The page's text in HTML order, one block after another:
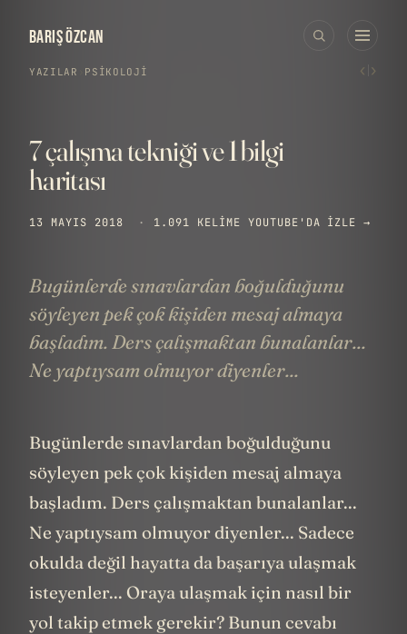
BARIŞ ÖZCAN
YAZILAR PSIKOLOJI ‹ ›
7 çalışma tekniği ve 1 bilgi
haritası
13 MAYIS 2018 · 1.091 KELIME YOUTUBE'DA IZLE →
Bugünlerde sınavlardan boğulduğunu
söyleyen pek çok kişiden mesaj almaya
başladım. Ders çalışmaktan bunalanlar...
Ne yaptıysam olmuyor diyenler...
Bugünlerde sınavlardan boğulduğunu
söyleyen pek çok kişiden mesaj almaya
başladım. Ders çalışmaktan bunalanlar...
Ne yaptıysam olmuyor diyenler... Sadece
okulda değil hayatta da başarıya ulaşmak
isteyenler... Oraya ulaşmak için nasıl bir
yol takip etmek gerekir? Bunun cevabı